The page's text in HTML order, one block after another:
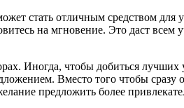
стать отличным средством для
на мгновение. Это даст всем
Иногда, чтобы добиться
Вместо того чтобы сразу
предложить более